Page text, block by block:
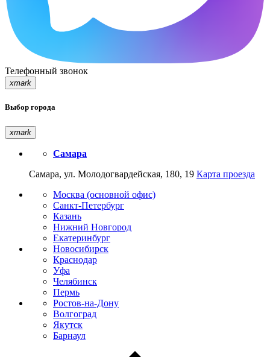
Телефонный звонок
xmark
Выбор города
xmark
Самара
Самара, ул. Молодогвардейская, 180, 19 Карта проезда
Москва (основной офис)
Санкт-Петербург
Казань
Нижний Новгород
Екатеринбург
Новосибирск
Краснодар
Уфа
Челябинск
Пермь
Ростов-на-Дону
Волгоград
Якутск
Барнаул